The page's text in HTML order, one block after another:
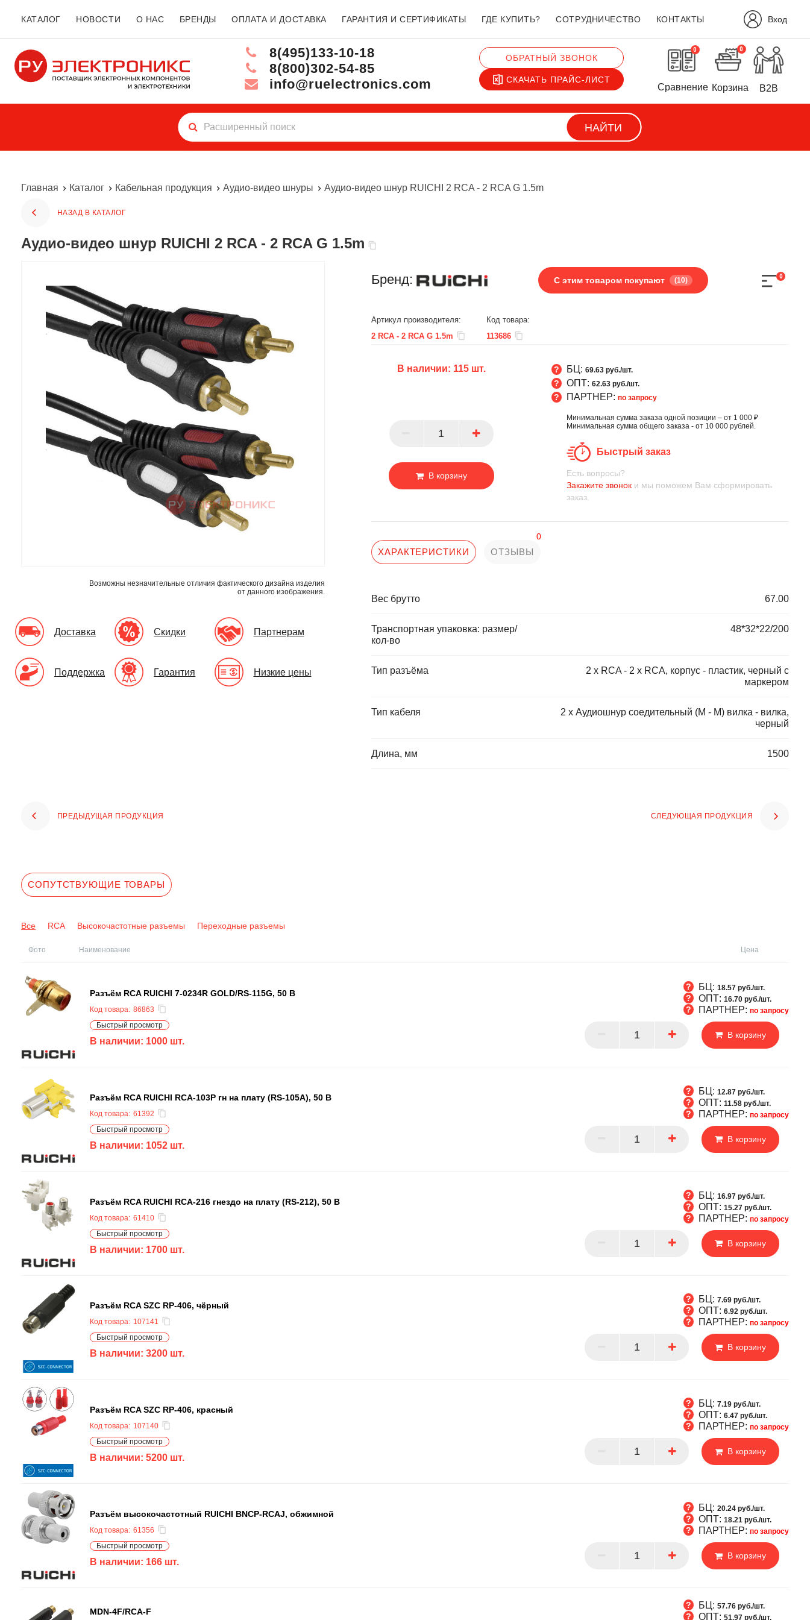
КАТАЛОГ НОВОСТИ О НАС БРЕНДЫ ОПЛАТА И ДОСТАВКА ГАРАНТИЯ И СЕРТИФИКАТЫ ГДЕ КУПИТЬ? СОТРУДНИЧЕСТВО КОНТАКТЫ Вход
8(495)133-10-18
8(800)302-54-85
info@ruelectronics.com
ОБРАТНЫЙ ЗВОНОК
СКАЧАТЬ ПРАЙС-ЛИСТ
0
Сравнение
0
Корзина B2B
НАЙТИ
Главная Каталог Кабельная продукция Аудио-видео шнуры Аудио-видео шнур RUICHI 2 RCA - 2 RCA G 1.5m
НАЗАД В КАТАЛОГ
Аудио-видео шнур RUICHI 2 RCA - 2 RCA G 1.5m
Возможны незначительные отличия фактического дизайна изделия
от данного изображения.
Доставка Скидки Партнерам
Поддержка Гарантия Низкие цены
Бренд: С этим товаром покупают (10) 0
Артикул производителя:
2 RCA - 2 RCA G 1.5m
Код товара:
113686
В наличии: 115 шт.
В корзину
БЦ: 69.63 руб./шт.
ОПТ: 62.63 руб./шт.
ПАРТНЕР: по запросу
Минимальная сумма заказа одной позиции – от 1 000 ₽
Минимальная сумма общего заказа - от 10 000 рублей.
Быстрый заказ
Есть вопросы?
Закажите звоноки мы поможем Вам сформировать
заказ.
ХАРАКТЕРИСТИКИ ОТЗЫВЫ
0
Вес брутто 67.00
Транспортная упаковка: размер/
кол-во
48*32*22/200
Тип разъёма
2 х RCA - 2 x RCA, корпус - пластик, черный с
маркером
Тип кабеля
2 х Аудиошнур соедительный (М - М) вилка - вилка,
черный
Длина, мм 1500
ПРЕДЫДУЩАЯ ПРОДУКЦИЯ СЛЕДУЮЩАЯ ПРОДУКЦИЯ
СОПУТСТВУЮЩИЕ ТОВАРЫ
Все RCA Высокочастотные разъемы Переходные разъемы
Фото Наименование Цена
Разъём RCA RUICHI 7-0234R GOLD/RS-115G, 50 В
Код товара: 86863
Быстрый просмотр
В наличии: 1000 шт.
БЦ: 18.57 руб./шт.
ОПТ: 16.70 руб./шт.
ПАРТНЕР: по запросу
В корзину
Разъём RCA RUICHI RCA-103P гн на плату (RS-105A), 50 В
Код товара: 61392
Быстрый просмотр
В наличии: 1052 шт.
БЦ: 12.87 руб./шт.
ОПТ: 11.58 руб./шт.
ПАРТНЕР: по запросу
В корзину
Разъём RCA RUICHI RCA-216 гнездо на плату (RS-212), 50 В
Код товара: 61410
Быстрый просмотр
В наличии: 1700 шт.
БЦ: 16.97 руб./шт.
ОПТ: 15.27 руб./шт.
ПАРТНЕР: по запросу
В корзину
Разъём RCA SZC RP-406, чёрный
Код товара: 107141
Быстрый просмотр
В наличии: 3200 шт.
БЦ: 7.69 руб./шт.
ОПТ: 6.92 руб./шт.
ПАРТНЕР: по запросу
В корзину
Разъём RCA SZC RP-406, красный
Код товара: 107140
Быстрый просмотр
В наличии: 5200 шт.
БЦ: 7.19 руб./шт.
ОПТ: 6.47 руб./шт.
ПАРТНЕР: по запросу
В корзину
Разъём высокочастотный RUICHI BNCP-RCAJ, обжимной
Код товара: 61356
Быстрый просмотр
В наличии: 166 шт.
БЦ: 20.24 руб./шт.
ОПТ: 18.21 руб./шт.
ПАРТНЕР: по запросу
В корзину
MDN-4F/RCA-F
БЦ: 57.76 руб./шт.
ОПТ: 51.97 руб./шт.